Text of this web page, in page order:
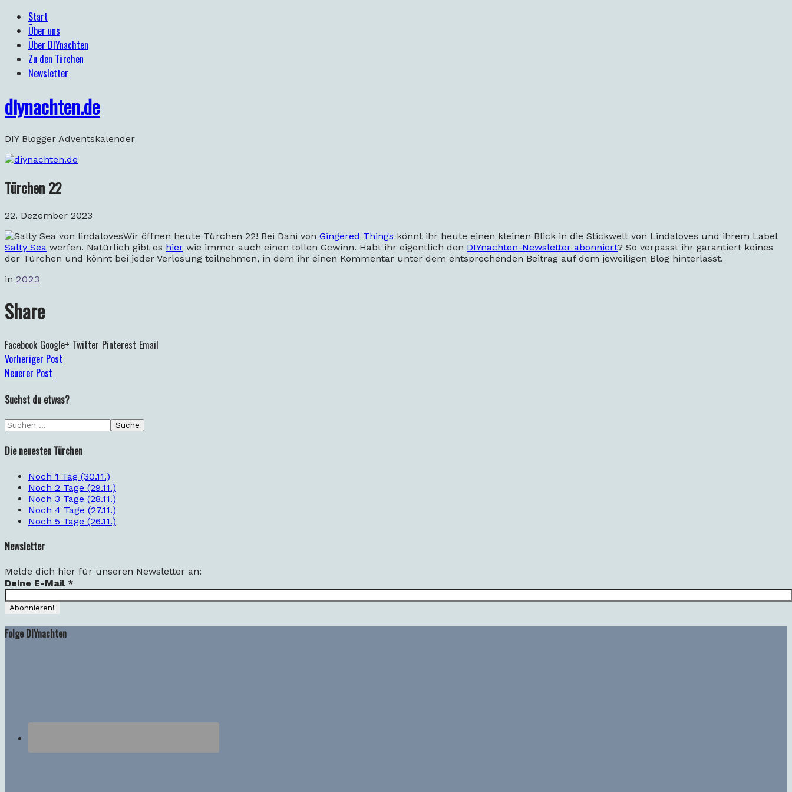
Start
Über uns
Über DIYnachten
Zu den Türchen
Newsletter
diynachten.de
DIY Blogger Adventskalender
Türchen 22
22. Dezember 2023
Wir öffnen heute Türchen 22! Bei Dani von Gingered Things könnt ihr heute einen kleinen Blick in die Stickwelt von Lindaloves und ihrem Label
Salty Sea werfen. Natürlich gibt es hier wie immer auch einen tollen Gewinn. Habt ihr eigentlich den DIYnachten-Newsletter abonniert? So verpasst ihr garantiert keines
der Türchen und könnt bei jeder Verlosung teilnehmen, in dem ihr einen Kommentar unter dem entsprechenden Beitrag auf dem jeweiligen Blog hinterlasst.
in 2023
Share
Facebook Google+ Twitter Pinterest Email
Vorheriger Post
Neuerer Post
Suchst du etwas?
Die neuesten Türchen
Noch 1 Tag (30.11.)
Noch 2 Tage (29.11.)
Noch 3 Tage (28.11.)
Noch 4 Tage (27.11.)
Noch 5 Tage (26.11.)
Newsletter
Melde dich hier für unseren Newsletter an:
Deine E-Mail *
Folge DIYnachten